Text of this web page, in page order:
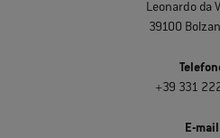
Leonardo da
39100
+39 331
E-mail